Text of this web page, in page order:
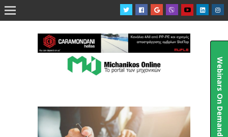

Webinars On Demand